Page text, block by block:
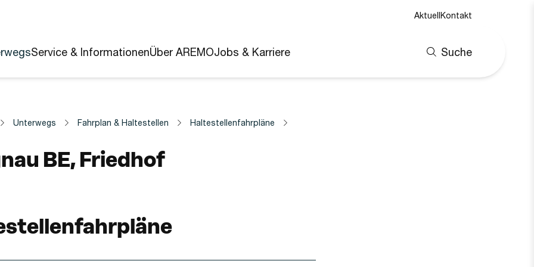
Service & InformationenÜber AREMOJobs & Karriere Suche
AktuellKontakt
Unterwegs Fahrplan & Haltestellen Haltestellenfahrpläne
BE, Friedhof